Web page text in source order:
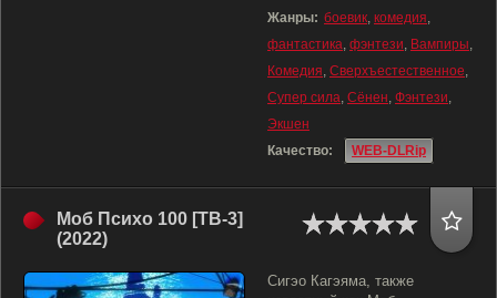
Жанры: боевик, комедия,
фантастика, фэнтези, Вампиры,
Комедия, Сверхъестественное,
Супер сила, Сёнен, Фэнтези,
Экшен
Качество:
WEB-DLRip
Моб Психо 100 [ТВ-3]
(2022)
Сигэо Кагэяма, также